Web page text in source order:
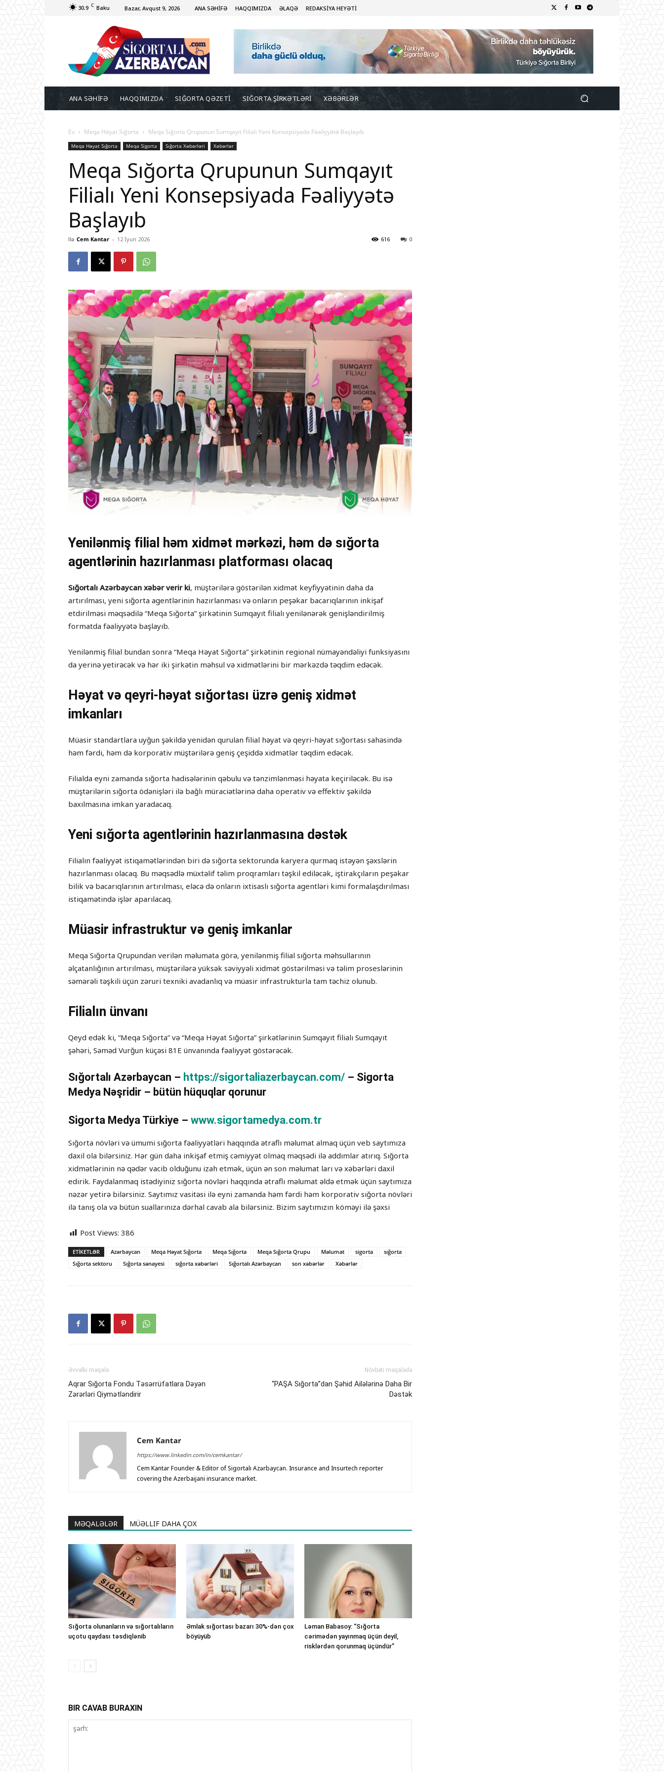
30.9 C Baku Bazar, Avqust 9, 2026 ANA SƏHİFƏ HAQQIMIZDA ƏLAQƏ REDAKSİYA HEYƏTİ
ANA SƏHİFƏ HAQQIMIZDA SIĞORTA QƏZETİ SIĞORTA ŞİRKƏTLƏRİ XƏBƏRLƏR
Ev Meqa Həyat Sığorta Meqa Sığorta Qrupunun Sumqayıt Filialı Yeni Konsepsiyada Fəaliyyətə Başlayıb
Meqa Həyat Sığorta Meqa Sigorta Sığorta Xəbərləri Xəbərlər
Meqa Sığorta Qrupunun Sumqayıt
Filialı Yeni Konsepsiyada Fəaliyyətə
Başlayıb
Ilə Cem Kantar - 12 İyun 2026 0
616
Yenilənmiş filial həm xidmət mərkəzi, həm də sığorta
agentlərinin hazırlanması platforması olacaq
Sığortalı Azərbaycan xəbər verir ki, müştərilərə göstərilən xidmət keyfiyyətinin daha da
artırılması, yeni sığorta agentlərinin hazırlanması və onların peşəkar bacarıqlarının inkişaf
etdirilməsi məqsədilə “Meqa Sığorta” şirkətinin Sumqayıt filialı yenilənərək genişləndirilmiş
formatda fəaliyyətə başlayıb.
Yenilənmiş filial bundan sonra “Meqa Həyat Sığorta” şirkətinin regional nümayəndəliyi funksiyasını
da yerinə yetirəcək və hər iki şirkətin məhsul və xidmətlərini bir mərkəzdə təqdim edəcək.
Həyat və qeyri-həyat sığortası üzrə geniş xidmət
imkanları
Müasir standartlara uyğun şəkildə yenidən qurulan filial həyat və qeyri-həyat sığortası sahəsində
həm fərdi, həm də korporativ müştərilərə geniş çeşiddə xidmətlər təqdim edəcək.
Filialda eyni zamanda sığorta hadisələrinin qəbulu və tənzimlənməsi həyata keçiriləcək. Bu isə
müştərilərin sığorta ödənişləri ilə bağlı müraciətlərinə daha operativ və effektiv şəkildə
baxılmasına imkan yaradacaq.
Yeni sığorta agentlərinin hazırlanmasına dəstək
Filialın fəaliyyət istiqamətlərindən biri də sığorta sektorunda karyera qurmaq istəyən şəxslərin
hazırlanması olacaq. Bu məqsədlə müxtəlif təlim proqramları təşkil ediləcək, iştirakçıların peşəkar
bilik və bacarıqlarının artırılması, eləcə də onların ixtisaslı sığorta agentləri kimi formalaşdırılması
istiqamətində işlər aparılacaq.
Müasir infrastruktur və geniş imkanlar
Meqa Sığorta Qrupundan verilən məlumata görə, yenilənmiş filial sığorta məhsullarının
əlçatanlığının artırılması, müştərilərə yüksək səviyyəli xidmət göstərilməsi və təlim proseslərinin
səmərəli təşkili üçün zəruri texniki avadanlıq və müasir infrastrukturla tam təchiz olunub.
Filialın ünvanı
Qeyd edək ki, “Meqa Sığorta” və “Meqa Həyat Sığorta” şirkətlərinin Sumqayıt filialı Sumqayıt
şəhəri, Səməd Vurğun küçəsi 81E ünvanında fəaliyyət göstərəcək.
Sığortalı Azərbaycan – https://sigortaliazerbaycan.com/ – Sigorta
Medya Nəşridir – bütün hüquqlar qorunur
Sigorta Medya Türkiye – www.sigortamedya.com.tr
Sığorta növləri və ümumi sığorta fəaliyyətləri haqqında ətraflı məlumat almaq üçün veb saytımıza
daxil ola bilərsiniz. Hər gün daha inkişaf etmiş cəmiyyət olmaq məqsədi ilə addımlar atırıq. Sığorta
xidmətlərinin nə qədər vacib olduğunu izah etmək, üçün ən son məlumat ları və xəbərləri daxil
edirik. Faydalanmaq istədiyiniz sığorta növləri haqqında ətraflı məlumat əldə etmək üçün saytımıza
nəzər yetirə bilərsiniz. Saytımız vasitəsi ilə eyni zamanda həm fərdi həm korporativ sığorta növləri
ilə tanış ola və bütün suallarınıza dərhal cavab ala bilərsiniz. Bizim saytımızın köməyi ilə şəxsi
Post Views: 386
ETIKETLƏR Azərbaycan Meqa Həyat Sığorta Meqa Sığorta Meqa Sığorta Qrupu Məlumat sigorta
sığorta
Sığorta sektoru
Sığorta sənayesi sığorta xəbərləri Sığortalı Azərbaycan son xəbərlər Xəbərlər
Əvvəlki məqalə
Aqrar Sığorta Fondu Təsərrüfatlara Dəyən
Zərərləri Qiymətləndirir
Növbəti məqalədə
“PAŞA Sığorta”dan Şəhid Ailələrinə Daha Bir
Dəstək
Cem Kantar
https://www.linkedin.com/in/cemkantar/
Cem Kantar Founder & Editor of Sigortalı Azərbaycan. Insurance and Insurtech reporter
covering the Azerbaijani insurance market.
MƏQALƏLƏR MÜƏLLIF DAHA ÇOX
Sığorta olunanların və sığortalıların
uçotu qaydası təsdiqlənib
Əmlak sığortası bazarı 30%-dən çox
böyüyüb
Ləman Babasoy: “Sığorta
cərimədən yayınmaq üçün deyil,
risklərdən qorunmaq üçündür”
BIR CAVAB BURAXIN